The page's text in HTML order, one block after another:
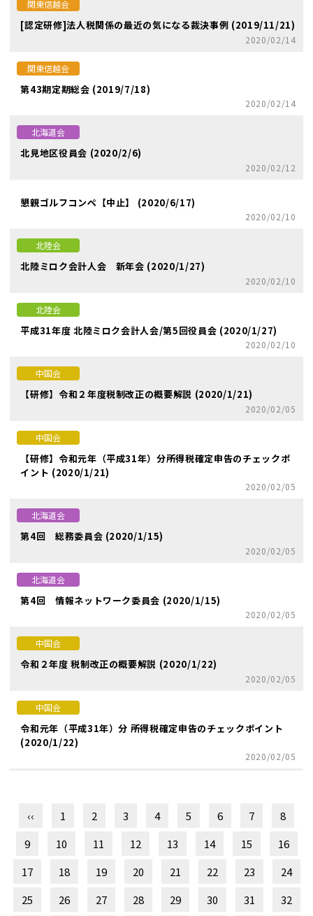
関東信越会
[認定研修]法人税関係の最近の気になる裁決事例 (2019/11/21)
2020/02/14
関東信越会
第43期定期総会 (2019/7/18)
2020/02/14
北海道会
北見地区役員会 (2020/2/6)
2020/02/12
懇親ゴルフコンペ【中止】 (2020/6/17)
2020/02/10
北陸会
北陸ミロク会計人会 新年会 (2020/1/27)
2020/02/10
北陸会
平成31年度 北陸ミロク会計人会/第5回役員会 (2020/1/27)
2020/02/10
中国会
【研修】令和２年度税制改正の概要解説 (2020/1/21)
2020/02/05
中国会
【研修】令和元年（平成31年）分所得税確定申告のチェックポ
イント (2020/1/21)
2020/02/05
北海道会
第4回 総務委員会 (2020/1/15)
2020/02/05
北海道会
第4回 情報ネットワーク委員会 (2020/1/15)
2020/02/05
中国会
令和２年度 税制改正の概要解説 (2020/1/22)
2020/02/05
中国会
令和元年（平成31年）分 所得税確定申告のチェックポイント
(2020/1/22)
2020/02/05
‹‹ 1 2 3 4 5 6 7
8
9
10 11 12 13 14 15
16
17
18 19 20 21 22 23
24
25
26 27 28 29 30 31
32